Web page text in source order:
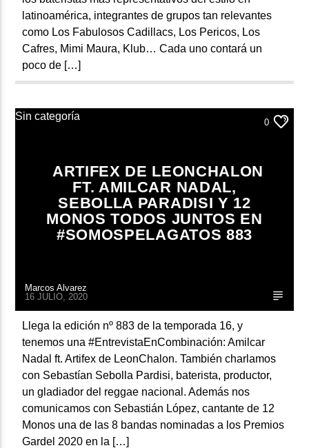
latinoamérica, integrantes de grupos tan relevantes
como Los Fabulosos Cadillacs, Los Pericos, Los
Cafres, Mimi Maura, Klub… Cada uno contará un
poco de […]
Sin categoría
0
ARTIFEX DE LEONCHALON
FT. AMILCAR NADAL,
SEBOLLA PARADISI Y 12
MONOS TODOS JUNTOS EN
#SOMOSPELAGATOS 883
Marcos Alvarez
16 JULIO, 2020
Llega la edición nº 883 de la temporada 16, y
tenemos una #EntrevistaEnCombinación: Amilcar
Nadal ft. Artifex de LeonChalon. También charlamos
con Sebastían Sebolla Pardisi, baterista, productor,
un gladiador del reggae nacional. Además nos
comunicamos con Sebastián López, cantante de 12
Monos una de las 8 bandas nominadas a los Premios
Gardel 2020 en la […]